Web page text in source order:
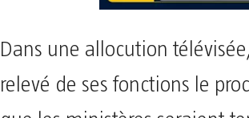
Dans une allocution
relevé de ses fonctions le